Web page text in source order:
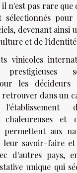
n'est pas rare que
sélectionnés pour
devenant ainsi
et de
vinicoles
prestigieuses
les décideurs
retrouver dans un
chaleureuses et
permettent aux
leur savoir-faire
d'autres pays,
unique qui